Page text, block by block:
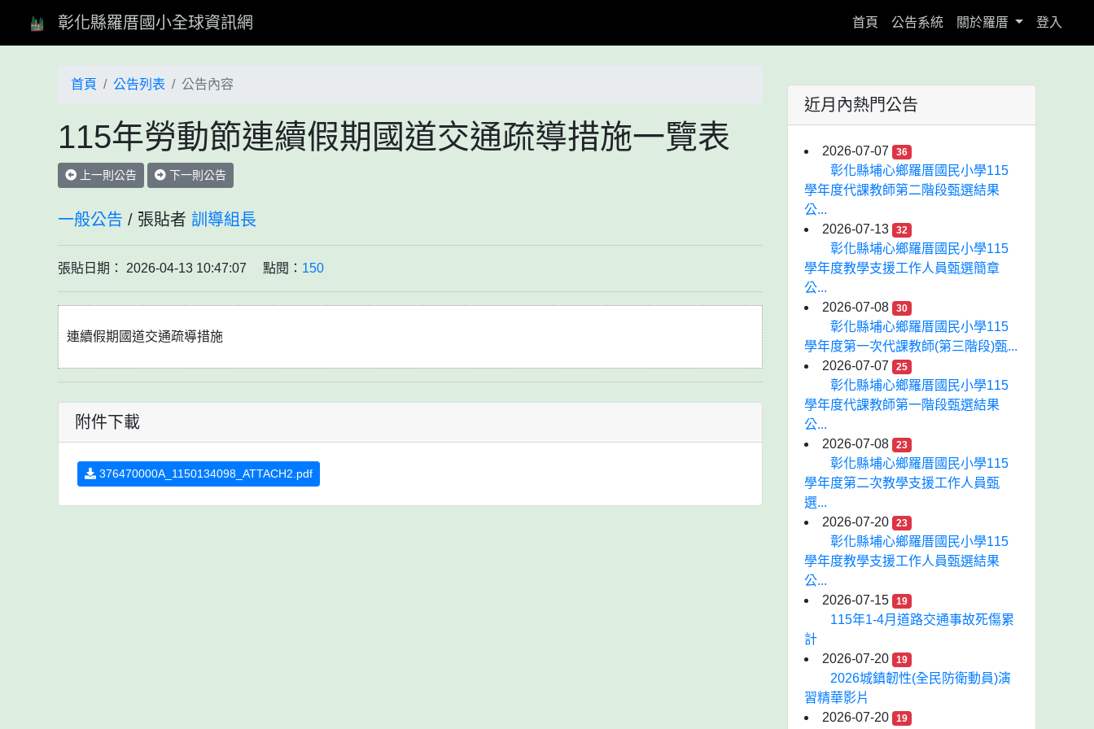
彰化縣羅厝國小全球資訊網 首頁 (current)
公告系統 關於羅厝 登入
首頁 公告列表 公告內容
115年勞動節連續假期國道交通疏導措施一覽表
上一則公告 下一則公告
一般公告 / 張貼者 訓導組長
張貼日期： 2026-04-13 10:47:07 點閱： 150
連續假期國道交通疏導措施
附件下載
376470000A_1150134098_ATTACH2.pdf
近月內熱門公告
2026-07-07 36
彰化縣埔心鄉羅厝國民小學115
學年度代課教師第二階段甄選結果
公...
2026-07-13
32
彰化縣埔心鄉羅厝國民小學115
學年度教學支援工作人員甄選簡章
公...
2026-07-08
30
彰化縣埔心鄉羅厝國民小學115
學年度第一次代課教師(第三階段)甄...
2026-07-07
25
彰化縣埔心鄉羅厝國民小學115
學年度代課教師第一階段甄選結果
公...
2026-07-08
23
彰化縣埔心鄉羅厝國民小學115
學年度第二次教學支援工作人員甄
選...
2026-07-20
23
彰化縣埔心鄉羅厝國民小學115
學年度教學支援工作人員甄選結果
公...
2026-07-15
19
115年1-4月道路交通事故死傷累
計
2026-07-20
19
2026城鎮韌性(全民防衛動員)演
習精華影片
2026-07-20
19